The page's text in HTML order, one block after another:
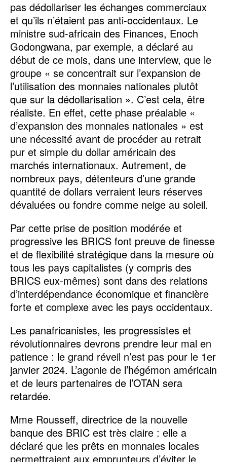
pas dédollariser les échanges commerciaux
et qu’ils n’étaient pas anti-occidentaux. Le
ministre sud-africain des Finances, Enoch
Godongwana, par exemple, a déclaré au
début de ce mois, dans une interview, que le
groupe « se concentrait sur l’expansion de
l’utilisation des monnaies nationales plutôt
que sur la dédollarisation ». C’est cela, être
réaliste. En effet, cette phase préalable «
d’expansion des monnaies nationales » est
une nécessité avant de procéder au retrait
pur et simple du dollar américain des
marchés internationaux. Autrement, de
nombreux pays, détenteurs d’une grande
quantité de dollars verraient leurs réserves
dévaluées ou fondre comme neige au soleil.
Par cette prise de position modérée et
progressive les BRICS font preuve de finesse
et de flexibilité stratégique dans la mesure où
tous les pays capitalistes (y compris des
BRICS eux-mêmes) sont dans des relations
d’interdépendance économique et financière
forte et complexe avec les pays occidentaux.
Les panafricanistes, les progressistes et
révolutionnaires devrons prendre leur mal en
patience : le grand réveil n’est pas pour le 1er
janvier 2024. L’agonie de l’hégémon américain
et de leurs partenaires de l’OTAN sera
retardée.
Mme Rousseff, directrice de la nouvelle
banque des BRIC est très claire : elle a
déclaré que les prêts en monnaies locales
permettraient aux emprunteurs d’éviter le